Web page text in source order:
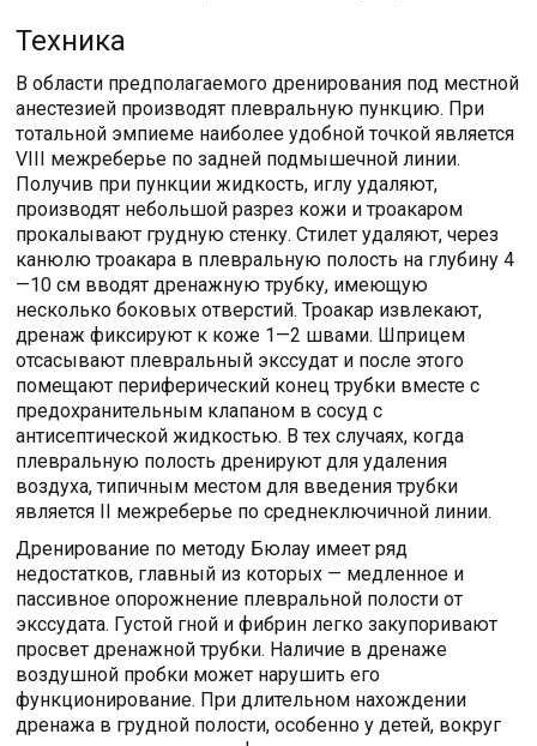
Техника
В области предполагаемого дренирования под местной
анестезией производят плевральную пункцию. При
тотальной эмпиеме наиболее удобной точкой является
VIII межреберье по задней подмышечной линии.
Получив при пункции жидкость, иглу удаляют,
производят небольшой разрез кожи и троакаром
прокалывают грудную стенку. Стилет удаляют, через
канюлю троакара в плевральную полость на глубину 4
—10 см вводят дренажную трубку, имеющую
несколько боковых отверстий. Троакар извлекают,
дренаж фиксируют к коже 1—2 швами. Шприцем
отсасывают плевральный экссудат и после этого
помещают периферический конец трубки вместе с
предохранительным клапаном в сосуд с
антисептической жидкостью. В тех случаях, когда
плевральную полость дренируют для удаления
воздуха, типичным местом для введения трубки
является II межреберье по среднеключичной линии.
Дренирование по методу Бюлау имеет ряд
недостатков, главный из которых — медленное и
пассивное опорожнение плевральной полости от
экссудата. Густой гной и фибрин легко закупоривают
просвет дренажной трубки. Наличие в дренаже
воздушной пробки может нарушить его
функционирование. При длительном нахождении
дренажа в грудной полости, особенно у детей, вокруг